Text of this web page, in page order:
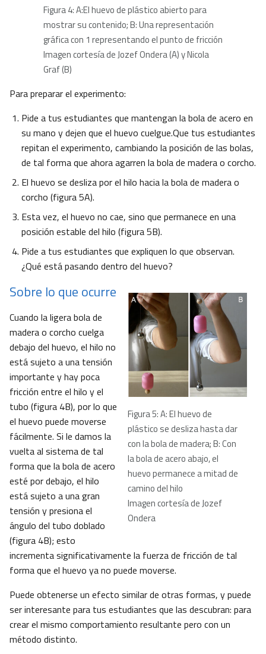
Figura 4: A:El huevo de plástico abierto para
mostrar su contenido; B: Una representación
gráfica con 1 representando el punto de fricción
Imagen cortesía de Jozef Ondera (A) y Nicola
Graf (B)
Para preparar el experimento:
Pide a tus estudiantes que mantengan la bola de acero en
su mano y dejen que el huevo cuelgue.Que tus estudiantes
repitan el experimento, cambiando la posición de las bolas,
de tal forma que ahora agarren la bola de madera o corcho.
El huevo se desliza por el hilo hacia la bola de madera o
corcho (figura 5A).
Esta vez, el huevo no cae, sino que permanece en una
posición estable del hilo (figura 5B).
Pide a tus estudiantes que expliquen lo que observan.
¿Qué está pasando dentro del huevo?
Figura 5: A: El huevo de
plástico se desliza hasta dar
con la bola de madera; B: Con
la bola de acero abajo, el
huevo permanece a mitad de
camino del hilo
Imagen cortesía de Jozef
Ondera
Sobre lo que ocurre
Cuando la ligera bola de
madera o corcho cuelga
debajo del huevo, el hilo no
está sujeto a una tensión
importante y hay poca
fricción entre el hilo y el
tubo (figura 4B), por lo que
el huevo puede moverse
fácilmente. Si le damos la
vuelta al sistema de tal
forma que la bola de acero
esté por debajo, el hilo
está sujeto a una gran
tensión y presiona el
ángulo del tubo doblado
(figura 4B); esto
incrementa significativamente la fuerza de fricción de tal
forma que el huevo ya no puede moverse.
Puede obtenerse un efecto similar de otras formas, y puede
ser interesante para tus estudiantes que las descubran: para
crear el mismo comportamiento resultante pero con un
método distinto.